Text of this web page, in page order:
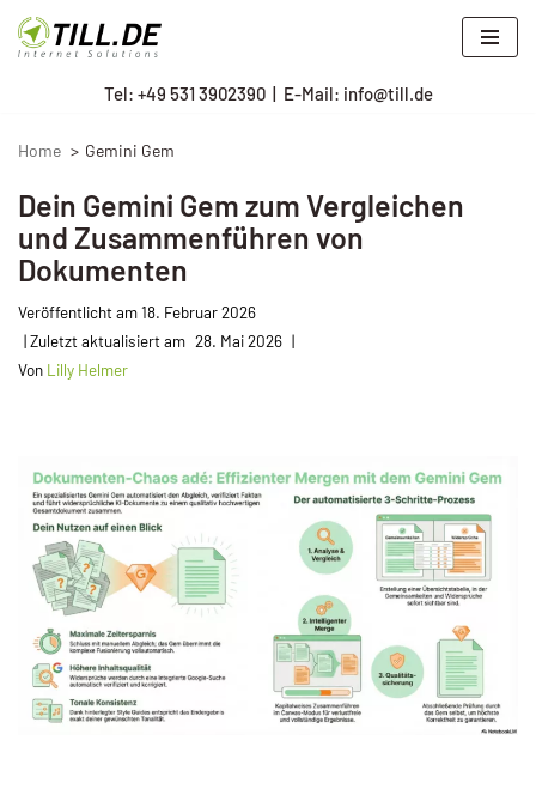
Zum
Tel: +49 531 3902390| E-Mail: info@till.de
Home Gemini Gem
Dein Gemini Gem zum Vergleichen
und Zusammenführen von
Dokumenten
Veröffentlicht am18. Februar 2026
28. Mai 2026
Von Lilly Helmer